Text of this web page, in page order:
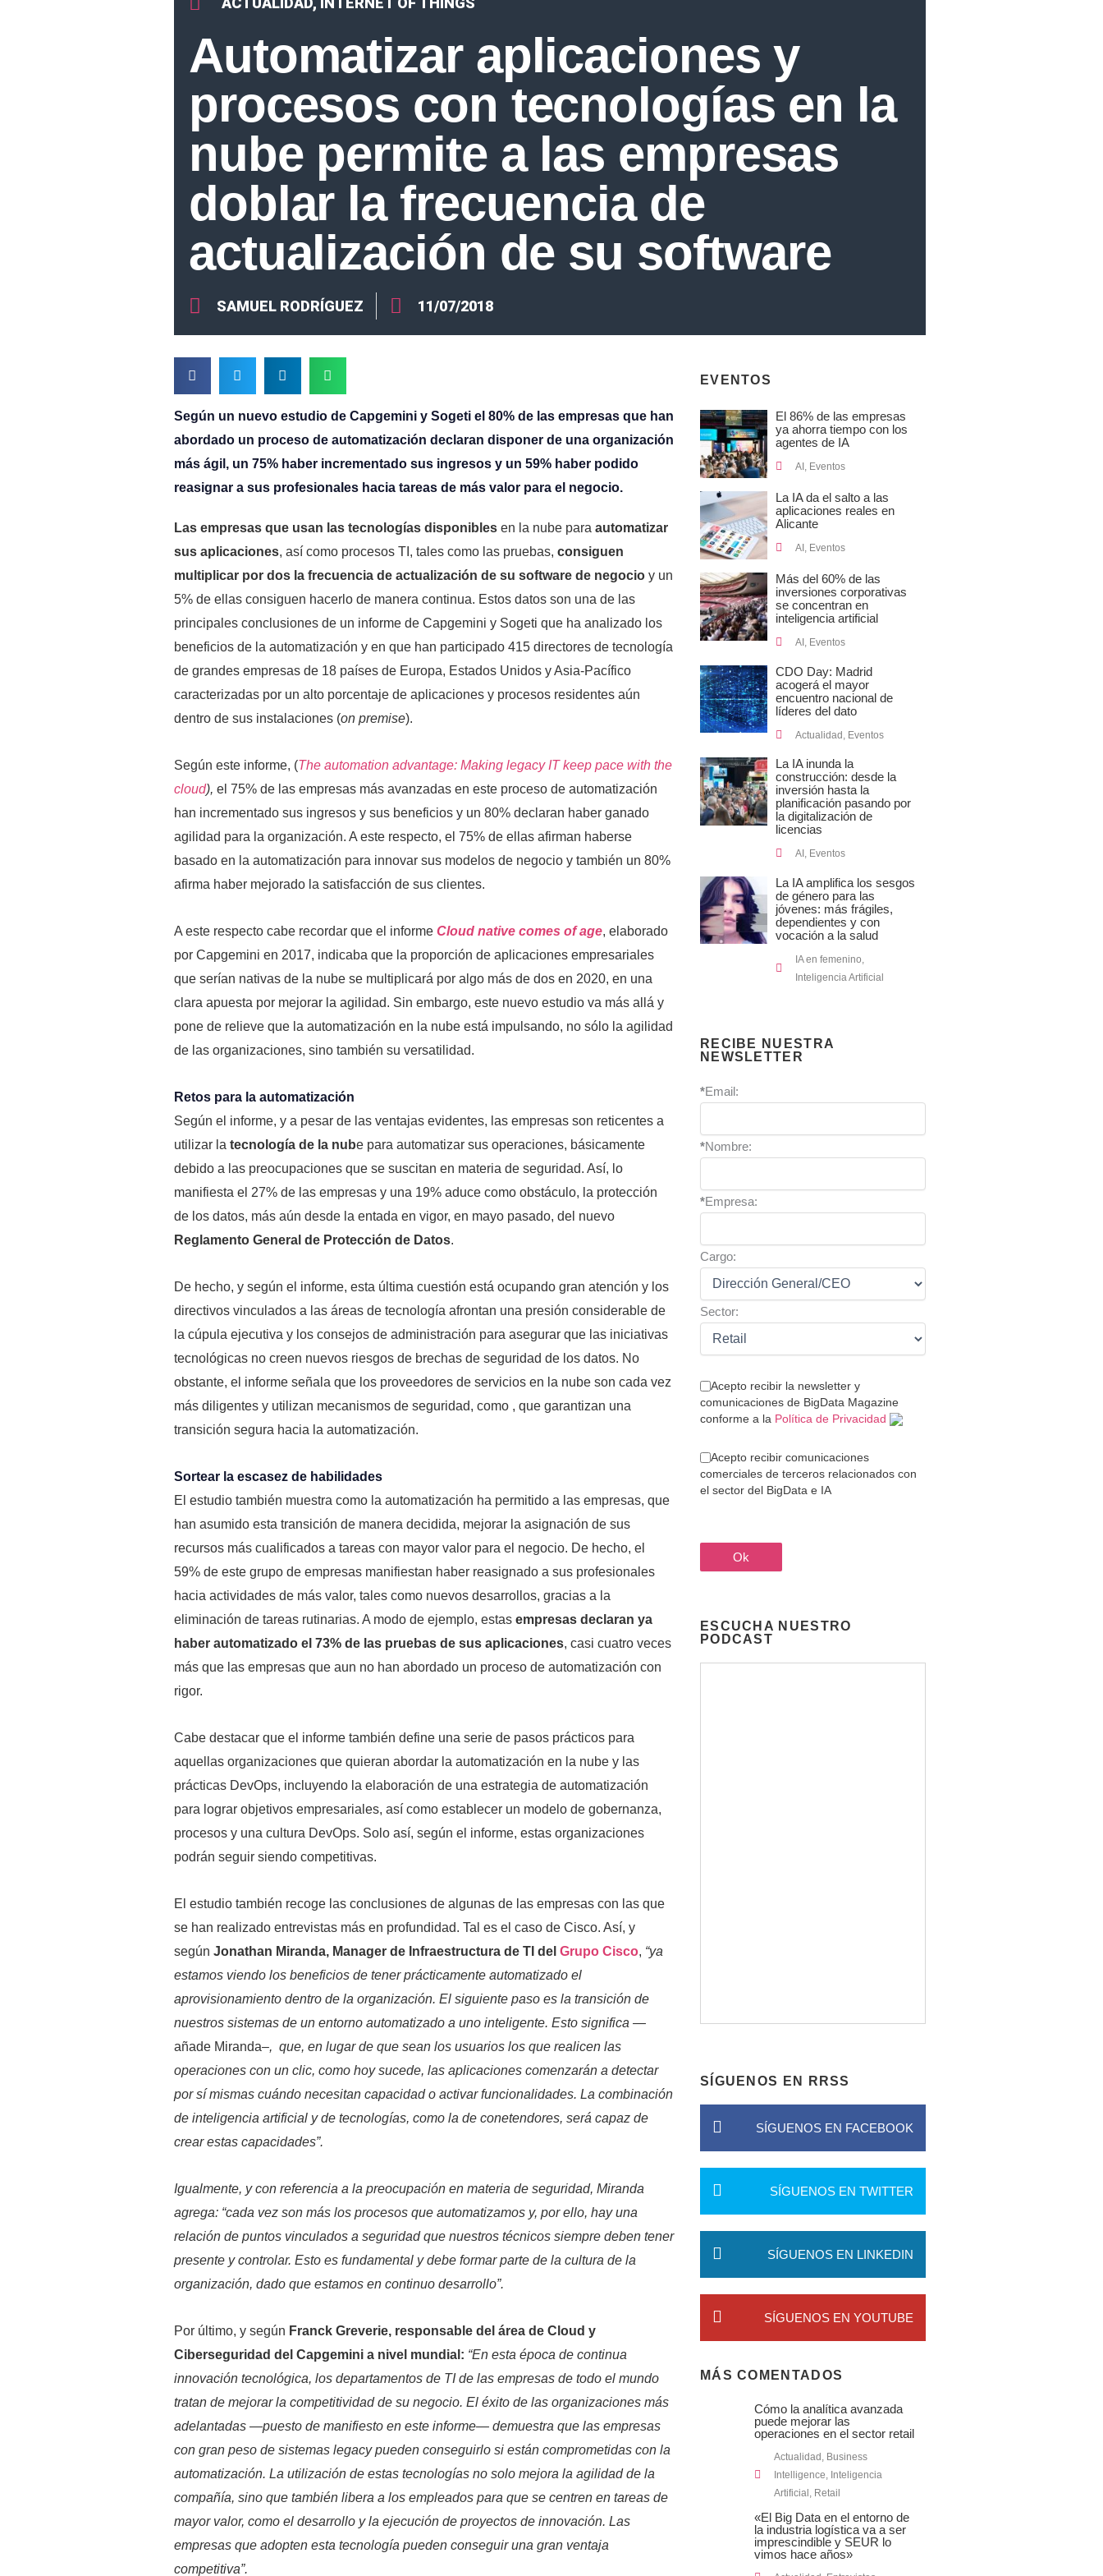
Automatizar aplicaciones y
procesos con tecnologías en la
nube permite a las empresas
doblar la frecuencia de
actualización de su software
SAMUEL RODRÍGUEZ 11/07/2018
Según un nuevo estudio de Capgemini y Sogeti el 80% de las empresas que han
abordado un proceso de automatización declaran disponer de una organización
más ágil, un 75% haber incrementado sus ingresos y un 59% haber podido
reasignar a sus profesionales hacia tareas de más valor para el negocio.
Las empresas que usan las tecnologías disponiblesen la nube para automatizar
sus aplicaciones, así como procesos TI, tales como las pruebas, consiguen
multiplicar por dos la frecuencia de actualización de su software de negocioy un
5% de ellas consiguen hacerlo de manera continua. Estos datos son una de las
principales conclusiones de un informe de Capgemini y Sogeti que ha analizado los
beneficios de la automatización y en que han participado 415 directores de tecnología
de grandes empresas de 18 países de Europa, Estados Unidos y Asia-Pacífico
caracterizadas por un alto porcentaje de aplicaciones y procesos residentes aún
dentro de sus instalaciones (on premise).
Según este informe, (The automation advantage: Making legacy IT keep pace with the
cloud), el 75% de las empresas más avanzadas en este proceso de automatización
han incrementado sus ingresos y sus beneficios y un 80% declaran haber ganado
agilidad para la organización. A este respecto, el 75% de ellas afirman haberse
basado en la automatización para innovar sus modelos de negocio y también un 80%
afirma haber mejorado la satisfacción de sus clientes.
A este respecto cabe recordar que el informe Cloud native comes of age, elaborado
por Capgemini en 2017, indicaba que la proporción de aplicaciones empresariales
que serían nativas de la nube se multiplicará por algo más de dos en 2020, en una
clara apuesta por mejorar la agilidad. Sin embargo, este nuevo estudio va más allá y
pone de relieve que la automatización en la nube está impulsando, no sólo la agilidad
de las organizaciones, sino también su versatilidad.
Retos para la automatización
Según el informe, y a pesar de las ventajas evidentes, las empresas son reticentes a
utilizar la tecnología de la nube para automatizar sus operaciones, básicamente
debido a las preocupaciones que se suscitan en materia de seguridad. Así, lo
manifiesta el 27% de las empresas y una 19% aduce como obstáculo, la protección
de los datos, más aún desde la entada en vigor, en mayo pasado, del nuevo
Reglamento General de Protección de Datos.
De hecho, y según el informe, esta última cuestión está ocupando gran atención y los
directivos vinculados a las áreas de tecnología afrontan una presión considerable de
la cúpula ejecutiva y los consejos de administración para asegurar que las iniciativas
tecnológicas no creen nuevos riesgos de brechas de seguridad de los datos. No
obstante, el informe señala que los proveedores de servicios en la nube son cada vez
más diligentes y utilizan mecanismos de seguridad, como , que garantizan una
transición segura hacia la automatización.
Sortear la escasez de habilidades
El estudio también muestra como la automatización ha permitido a las empresas, que
han asumido esta transición de manera decidida, mejorar la asignación de sus
recursos más cualificados a tareas con mayor valor para el negocio. De hecho, el
59% de este grupo de empresas manifiestan haber reasignado a sus profesionales
hacia actividades de más valor, tales como nuevos desarrollos, gracias a la
eliminación de tareas rutinarias. A modo de ejemplo, estas empresas declaran ya
haber automatizado el 73% de las pruebas de sus aplicaciones, casi cuatro veces
más que las empresas que aun no han abordado un proceso de automatización con
rigor.
Cabe destacar que el informe también define una serie de pasos prácticos para
aquellas organizaciones que quieran abordar la automatización en la nube y las
prácticas DevOps, incluyendo la elaboración de una estrategia de automatización
para lograr objetivos empresariales, así como establecer un modelo de gobernanza,
procesos y una cultura DevOps. Solo así, según el informe, estas organizaciones
podrán seguir siendo competitivas.
El estudio también recoge las conclusiones de algunas de las empresas con las que
se han realizado entrevistas más en profundidad. Tal es el caso de Cisco. Así, y
según Jonathan Miranda, Manager de Infraestructura de TI del Grupo Cisco, “ya
estamos viendo los beneficios de tener prácticamente automatizado el
aprovisionamiento dentro de la organización. El siguiente paso es la transición de
nuestros sistemas de un entorno automatizado a uno inteligente. Esto significa —
añade Miranda–, que, en lugar de que sean los usuarios los que realicen las
operaciones con un clic, como hoy sucede, las aplicaciones comenzarán a detectar
por sí mismas cuándo necesitan capacidad o activar funcionalidades. La combinación
de inteligencia artificial y de tecnologías, como la de conetendores, será capaz de
crear estas capacidades”.
Igualmente, y con referencia a la preocupación en materia de seguridad, Miranda
agrega: “cada vez son más los procesos que automatizamos y, por ello, hay una
relación de puntos vinculados a seguridad que nuestros técnicos siempre deben tener
presente y controlar. Esto es fundamental y debe formar parte de la cultura de la
organización, dado que estamos en continuo desarrollo”.
Por último, y según Franck Greverie, responsable del área de Cloud y
Ciberseguridad del Capgemini a nivel mundial: “En esta época de continua
innovación tecnológica, los departamentos de TI de las empresas de todo el mundo
tratan de mejorar la competitividad de su negocio. El éxito de las organizaciones más
adelantadas —puesto de manifiesto en este inform­e— demuestra que las empresas
con gran peso de sistemas legacy pueden conseguirlo si están comprometidas con la
automatización. La utilización de estas tecnologías no solo mejora la agilidad de la
compañía, sino que también libera a los empleados para que se centren en tareas de
mayor valor, como el desarrollo y la ejecución de proyectos de innovación. Las
empresas que adopten esta tecnología pueden conseguir una gran ventaja
competitiva”.
EVENTOS
El 86% de las empresas
ya ahorra tiempo con los
agentes de IA
AI , Eventos
La IA da el salto a las
aplicaciones reales en
Alicante
AI , Eventos
Más del 60% de las
inversiones corporativas
se concentran en
inteligencia artificial
AI , Eventos
CDO Day: Madrid
acogerá el mayor
encuentro nacional de
líderes del dato
Actualidad Eventos
La IA inunda la
construcción: desde la
inversión hasta la
planificación pasando por
la digitalización de
licencias
AI , Eventos
La IA amplifica los sesgos
de género para las
jóvenes: más frágiles,
dependientes y con
vocación a la salud
IA en femenino
Inteligencia Artificial
RECIBE NUESTRA
NEWSLETTER
*Email:
*Nombre:
*Empresa:
Cargo:
Sector:
Acepto recibir la newsletter y
comunicaciones de BigData Magazine
conforme a la Política de Privacidad
Acepto recibir comunicaciones
comerciales de terceros relacionados con
el sector del BigData e IA
ESCUCHA NUESTRO
PODCAST
SÍGUENOS EN RRSS
SÍGUENOS EN FACEBOOK
SÍGUENOS EN TWITTER
SÍGUENOS EN LINKEDIN
SÍGUENOS EN YOUTUBE
MÁS COMENTADOS
Cómo la analítica avanzada
puede mejorar las
operaciones en el sector retail
Actualidad , Business
Intelligence, Inteligencia
Artificial , Retail
«El Big Data en el entorno de
la industria logística va a ser
imprescindible y SEUR lo
vimos hace años»